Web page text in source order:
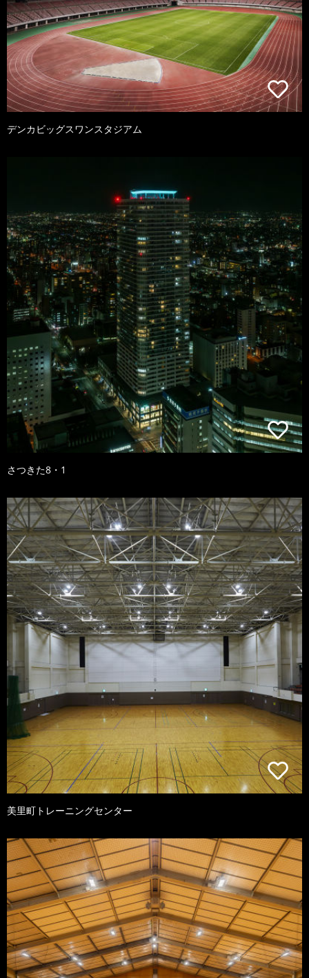
デンカビッグスワンスタジアム
さつきた8・1
美里町トレーニングセンター